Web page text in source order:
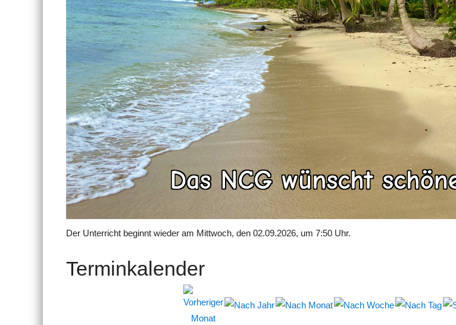
Der Unterricht beginnt wieder am Mittwoch, den 02.09.2026, um 7:50 Uhr.
Terminkalender